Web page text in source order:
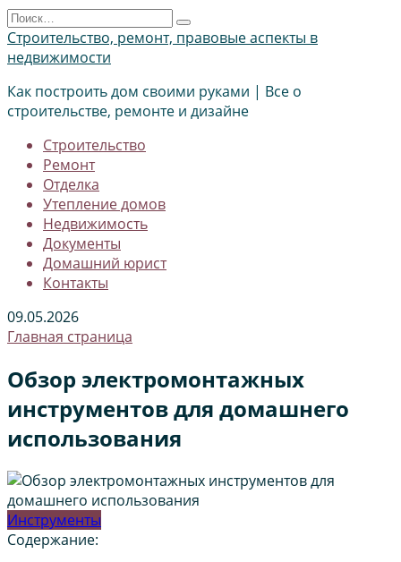
Перейти
к
содержанию
Search
for:
Строительство, ремонт, правовые аспекты в
недвижимости
Как построить дом своими руками | Все о
строительстве, ремонте и дизайне
Строительство
Ремонт
Отделка
Утепление домов
Недвижимость
Документы
Домашний юрист
Контакты
09.05.2026
Главная страница
Обзор электромонтажных
инструментов для домашнего
использования
Инструменты
Содержание: